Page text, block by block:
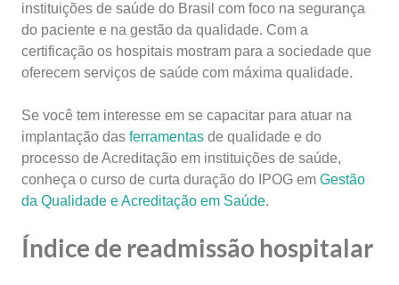
instituições de saúde do Brasil com foco na segurança
do paciente e na gestão da qualidade. Com a
certificação os hospitais mostram para a sociedade que
oferecem serviços de saúde com máxima qualidade.
Se você tem interesse em se capacitar para atuar na
implantação das ferramentas de qualidade e do
processo de Acreditação em instituições de saúde,
conheça o curso de curta duração do IPOG em Gestão
da Qualidade e Acreditação em Saúde.
Índice de readmissão hospitalar